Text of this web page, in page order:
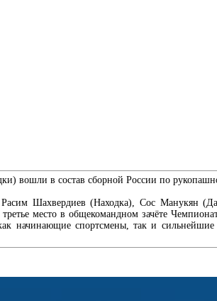
вошли в состав сборной России по
Шахвердиев (Находка), Сос Манукян
место в общекомандном зачёте
начинающие спортсмены, так и сильнейшие